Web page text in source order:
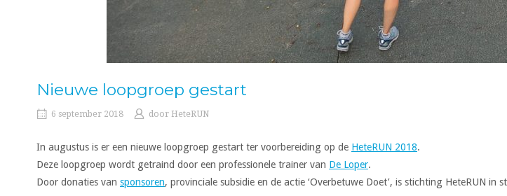
Nieuwe loopgroep gestart
6 september 2018 door HeteRUN
In augustus is er een nieuwe loopgroep gestart ter voorbereiding op de HeteRUN 2018.
Deze loopgroep wordt getraind door een professionele trainer van De Loper.
Door donaties van sponsoren, provinciale subsidie en de actie ‘Overbetuwe Doet’, is stichting HeteRUN